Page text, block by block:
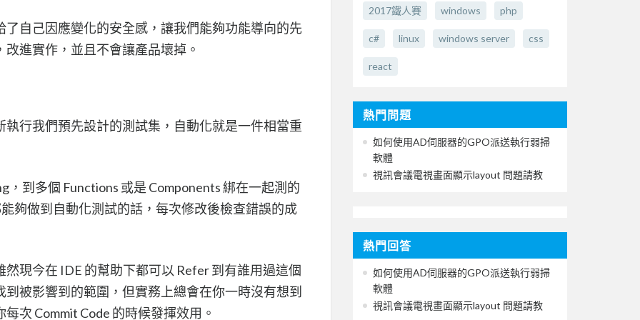
自己因應變化的安全感，讓我們能夠功能導向的先
進實作，並且不會讓產品壞掉。
行我們預先設計的測試集，自動化就是一件相當重
，到多個 Functions 或是 Components 綁在一起測的
夠做到自動化測試的話，每次修改後檢查錯誤的成
現今在 IDE 的幫助下都可以 Refer 到有誰用過這個
被影響到的範圍，但實務上總會在你一時沒有想到
次 Commit Code 的時候發揮效用。
2017鐵人賽 windows php
c# linux windows server css
react
熱門問題
如何使用AD伺服器的GPO派送執行弱掃
軟體
視訊會議電視畫面顯示layout 問題請教
熱門回答
如何使用AD伺服器的GPO派送執行弱掃
軟體
視訊會議電視畫面顯示layout 問題請教